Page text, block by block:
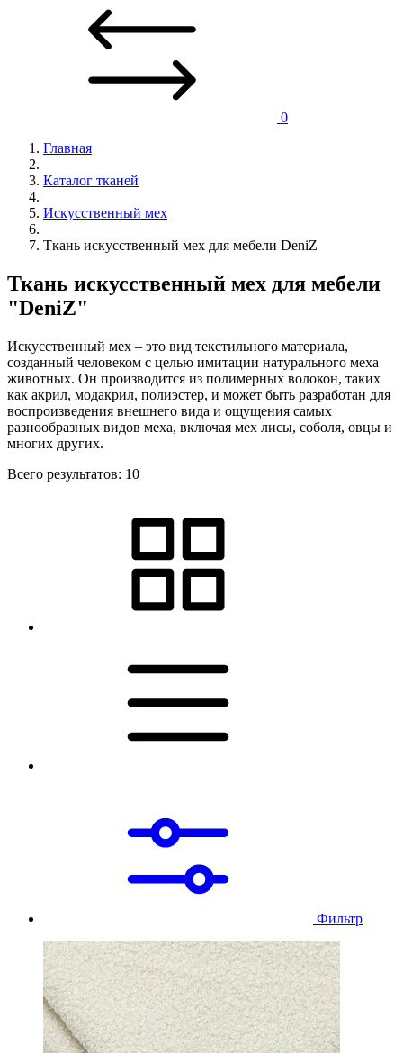
0
Главная
Каталог тканей
Искусственный мех
Ткань искусственный мех для мебели DeniZ
Ткань искусственный мех для мебели
"DeniZ"
Искусственный мех – это вид текстильного материала,
созданный человеком с целью имитации натурального меха
животных. Он производится из полимерных волокон, таких
как акрил, модакрил, полиэстер, и может быть разработан для
воспроизведения внешнего вида и ощущения самых
разнообразных видов меха, включая мех лисы, соболя, овцы и
многих других.
Всего результатов: 10
Фильтр